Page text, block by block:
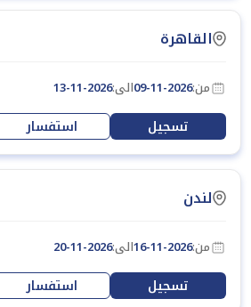
القاهرة
من:09-11-2026الى:13-11-2026
تسجيل استفسار
لندن
من:16-11-2026الى:20-11-2026
تسجيل استفسار